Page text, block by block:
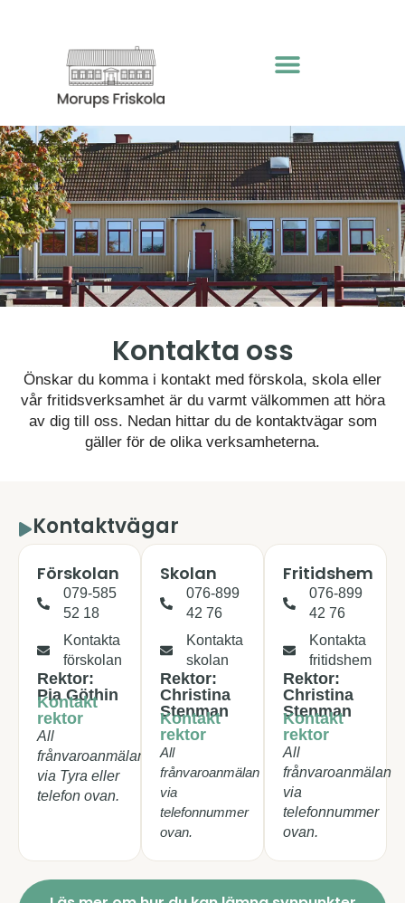
Kontakta oss
Önskar du komma i kontakt med förskola, skola eller
vår fritidsverksamhet är du varmt välkommen att höra
av dig till oss. Nedan hittar du de kontaktvägar som
gäller för de olika verksamheterna.
Kontaktvägar
Förskolan
079-585
52 18
Kontakta
förskolan
Rektor:
Pia Göthin
Kontakt
rektor
All
frånvaroanmälan
via Tyra eller
telefon ovan.
Skolan
076-899
42 76
Kontakta
skolan
Rektor:
Christina
Stenman
Kontakt
rektor
All
frånvaroanmälan
via
telefonnummer
ovan.
Fritidshem
076-899
42 76
Kontakta
fritidshem
Rektor:
Christina
Stenman
Kontakt
rektor
All
frånvaroanmälan
via
telefonnummer
ovan.